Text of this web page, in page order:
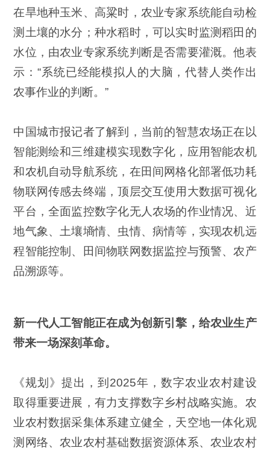
在旱地种玉米、高粱时，农业专家系统能自动检
测土壤的水分；种水稻时，可以实时监测稻田的
水位，由农业专家系统判断是否需要灌溉。他表
示：“系统已经能模拟人的大脑，代替人类作出
农事作业的判断。”
中国城市报记者了解到，当前的智慧农场正在以
智能测绘和三维建模实现数字化，应用智能农机
和农机自动导航系统，在田间网格化部署低功耗
物联网传感去终端，顶层交互使用大数据可视化
平台，全面监控数字化无人农场的作业情况、近
地气象、土壤墒情、虫情、病情等，实现农机远
程智能控制、田间物联网数据监控与预警、农产
品溯源等。
新一代人工智能正在成为创新引擎，给农业生产
带来一场深刻革命。
《规划》提出，到2025年，数字农业农村建设
取得重要进展，有力支撑数字乡村战略实施。农
业农村数据采集体系建立健全，天空地一体化观
测网络、农业农村基础数据资源体系、农业农村